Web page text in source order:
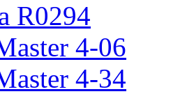
R0294
4-06
4-34